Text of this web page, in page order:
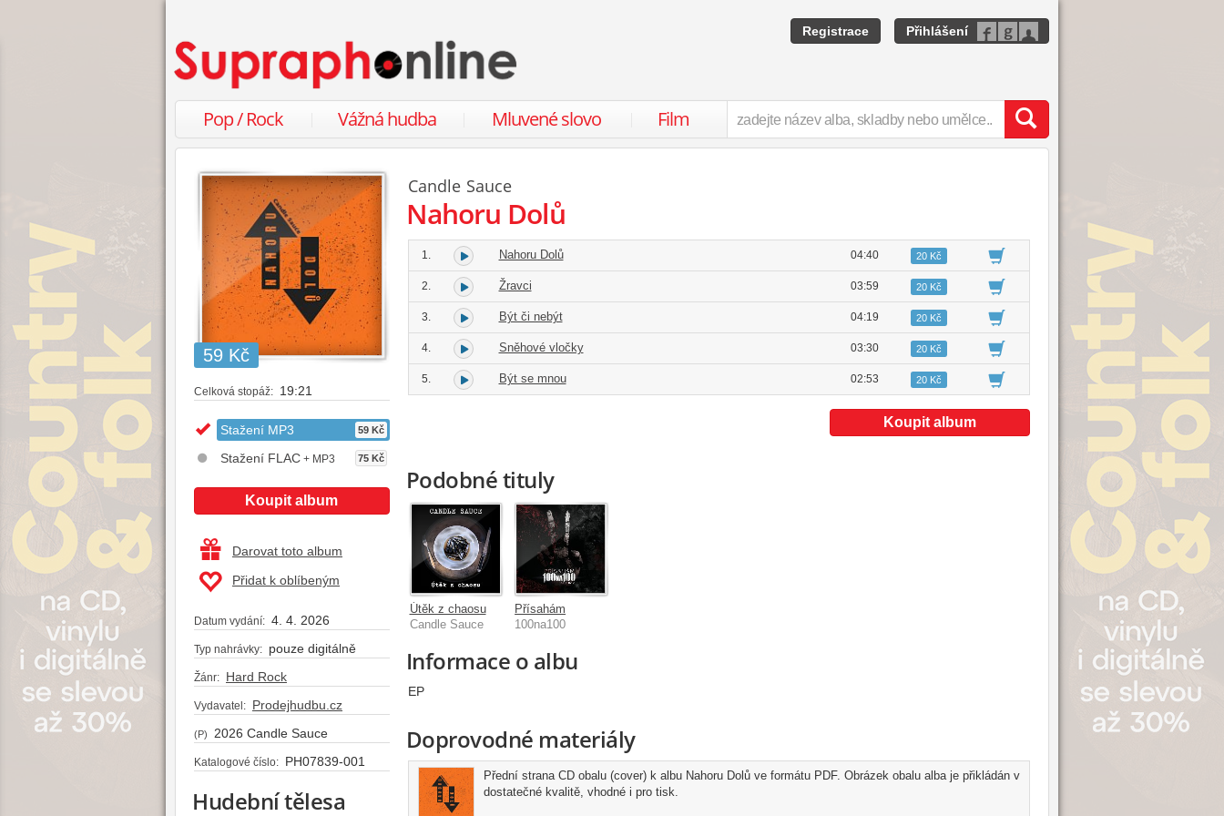
Registrace Přihlášení
Pop / Rock Vážná hudba Mluvené slovo Film
59 Kč
Celková stopáž: 19:21
Stažení MP3 59 Kč
Stažení FLAC + MP3 75 Kč
Koupit album
Darovat toto album
Přidat k oblíbeným
Datum vydání: 4. 4. 2026
Typ nahrávky: pouze digitálně
Žánr: Hard Rock
Vydavatel: Prodejhudbu.cz
(P) 2026 Candle Sauce
Katalogové číslo: PH07839-001
Hudební tělesa
Candle Sauce
Nahoru Dolů
1. Nahoru Dolů 04:40 20 Kč
2. Žravci 03:59 20 Kč
3. Být či nebýt 04:19 20 Kč
4. Sněhové vločky 03:30 20 Kč
5. Být se mnou 02:53 20 Kč
Koupit album
Podobné tituly
Útěk z chaosu
Candle Sauce
Přísahám
100na100
Informace o albu
EP
Doprovodné materiály
Přední strana CD obalu (cover) k albu Nahoru Dolů ve formátu PDF. Obrázek obalu alba je přikládán v
dostatečné kvalitě, vhodné i pro tisk.